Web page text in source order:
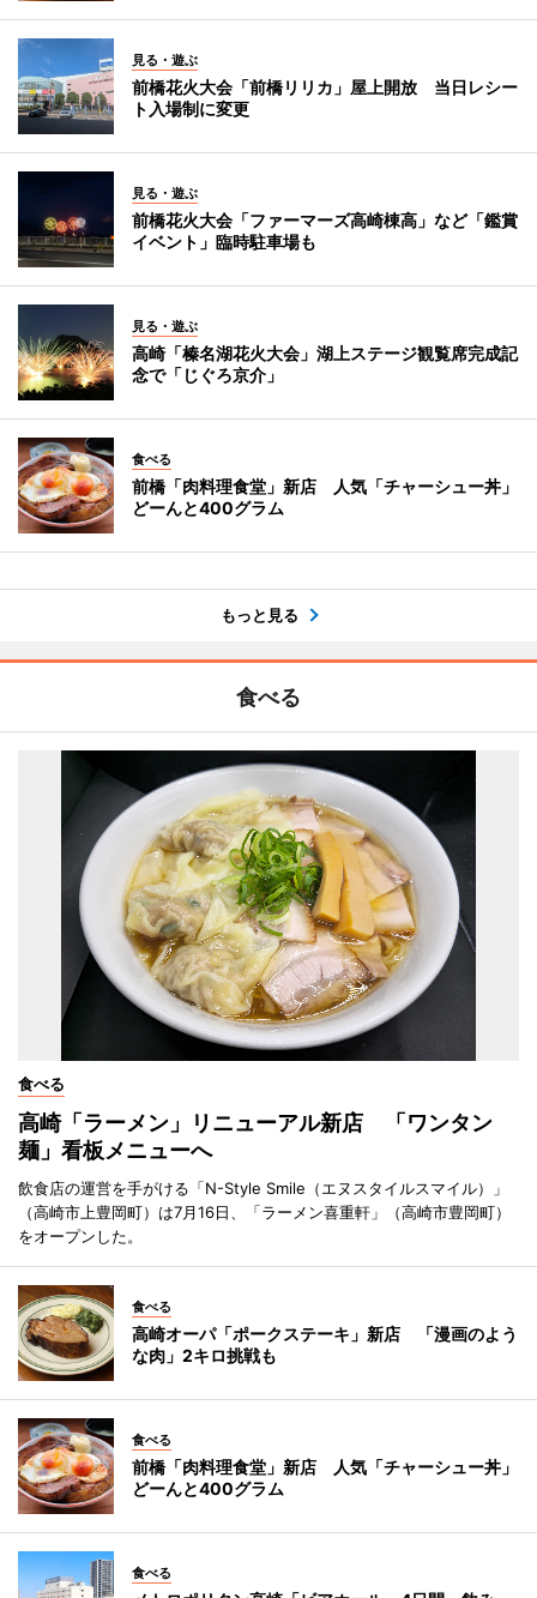
見る・遊ぶ
前橋花火大会「前橋リリカ」屋上開放 当日レシー
ト入場制に変更
見る・遊ぶ
前橋花火大会「ファーマーズ高崎棟高」など「鑑賞
イベント」臨時駐車場も
見る・遊ぶ
高崎「榛名湖花火大会」湖上ステージ観覧席完成記
念で「じぐろ京介」
食べる
前橋「肉料理食堂」新店 人気「チャーシュー丼」
どーんと400グラム
もっと見る
食べる
食べる
高崎「ラーメン」リニューアル新店 「ワンタン
麺」看板メニューへ
飲食店の運営を手がける「N-Style Smile（エヌスタイルスマイル）」
（高崎市上豊岡町）は7月16日、「ラーメン喜重軒」（高崎市豊岡町）
をオープンした。
食べる
高崎オーパ「ポークステーキ」新店 「漫画のよう
な肉」2キロ挑戦も
食べる
前橋「肉料理食堂」新店 人気「チャーシュー丼」
どーんと400グラム
食べる